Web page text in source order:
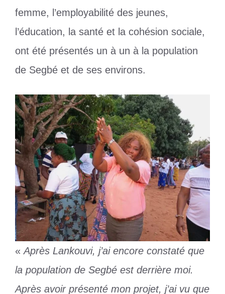
femme, l’employabilité des jeunes,
l’éducation, la santé et la cohésion sociale,
ont été présentés un à un à la population
de Segbé et de ses environs.
« Après Lankouvi, j’ai encore constaté que
la population de Segbé est derrière moi.
Après avoir présenté mon projet, j’ai vu que